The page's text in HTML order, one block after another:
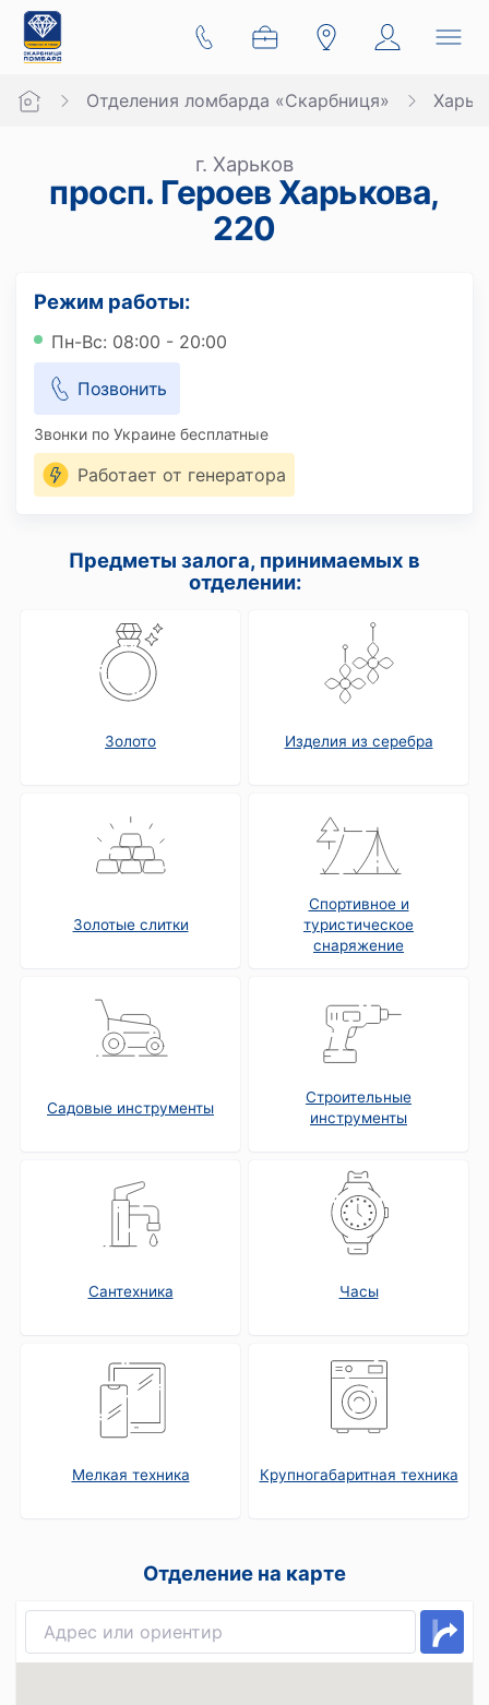
Отделения ломбарда «Скарбниця»
г. Харьков
просп. Героев Харькова,
220
Режим работы:
Пн-Вс: 08:00 - 20:00
Позвонить
Звонки по Украине бесплатные
Работает от генератора
Предметы залога, принимаемых в
отделении:
Золото Изделия из серебра
Золотые слитки
Спортивное и
туристическое
снаряжение
Садовые инструменты
Строительные
инструменты
Сантехника Часы
Мелкая техника Крупногабаритная техника
Отделение на карте